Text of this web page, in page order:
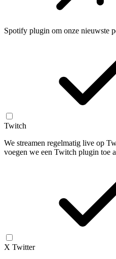
Spotify plugin om onze nieuwste
Twitch
We streamen regelmatig live op
voegen we een Twitch plugin toe
X Twitter